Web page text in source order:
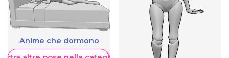
Anime che dormono